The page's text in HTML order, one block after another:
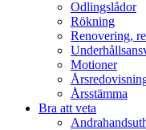
Odlingslådor
Rökning
Renovering,
Motioner
Årsstämma
Bra att veta